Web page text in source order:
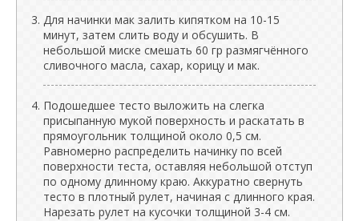
Для начинки мак залить кипятком на 10-15
минут, затем слить воду и обсушить. В
небольшой миске смешать 60 гр размягчённого
сливочного масла, сахар, корицу и мак.
Подошедшее тесто выложить на слегка
присыпанную мукой поверхность и раскатать в
прямоугольник толщиной около 0,5 см.
Равномерно распределить начинку по всей
поверхности теста, оставляя небольшой отступ
по одному длинному краю. Аккуратно свернуть
тесто в плотный рулет, начиная с длинного края.
Нарезать рулет на кусочки толщиной 3-4 см.